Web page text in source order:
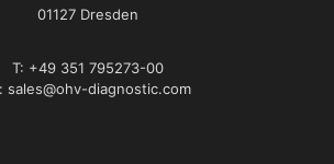
01127 Dresden
T: +49 351 795273-00
sales@ohv-diagnostic.com